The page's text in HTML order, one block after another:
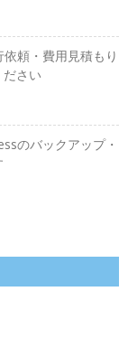
頼・費用見積もり
さい
のバックアップ・